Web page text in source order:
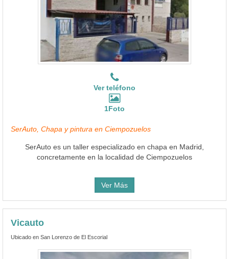
Ver teléfono
1Foto
SerAuto, Chapa y pintura en Ciempozuelos
SerAuto es un taller especializado en chapa en Madrid,
concretamente en la localidad de Ciempozuelos
Ver Más
Vicauto
Ubicado en San Lorenzo de El Escorial